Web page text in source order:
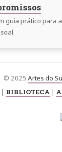
guia prático para a
© 2025 Artes do
| BIBLIOTECA |